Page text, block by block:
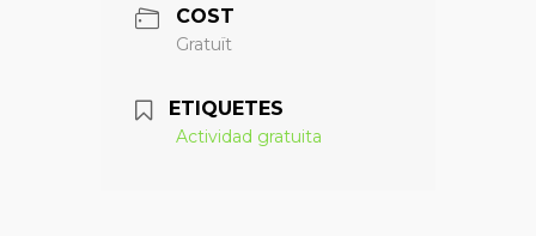
COST
Gratuït
ETIQUETES
Actividad gratuita